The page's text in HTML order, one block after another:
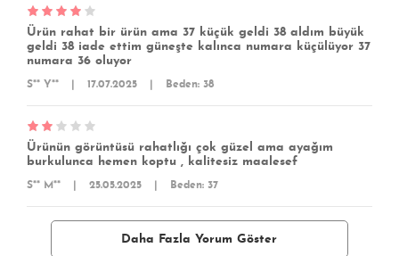
Ürün rahat bir ürün ama 37 küçük geldi 38 aldım büyük
geldi 38 iade ettim güneşte kalınca numara küçülüyor 37
numara 36 oluyor
S** Y** 17.07.2025 Beden: 38
Ürünün görüntüsü rahatlığı çok güzel ama ayağım
burkulunca hemen koptu , kalitesiz maalesef
S** M** 25.05.2025 Beden: 37
Daha Fazla Yorum Göster